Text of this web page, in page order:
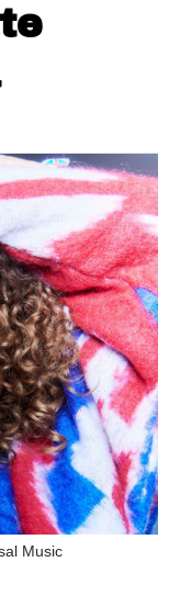
Music